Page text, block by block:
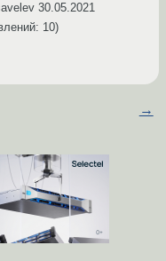
30.05.2021
10)
→